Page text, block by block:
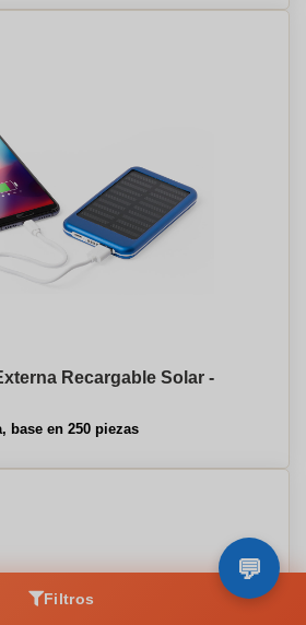
Recargable Solar -
base en 250 piezas
Filtros